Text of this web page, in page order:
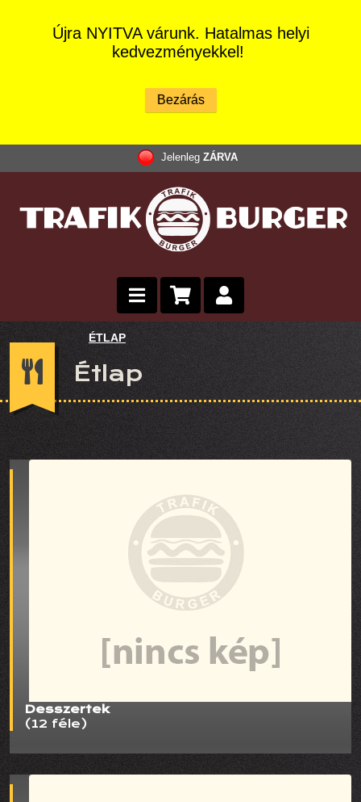
Újra NYITVA várunk. Hatalmas helyi
kedvezményekkel!
Jelenleg ZÁRVA
ÉTLAP
Étlap
Desszertek
(12 féle)